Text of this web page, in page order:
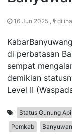
16 Jun 2025 ,
di perbatasan
sempat
demikian
Level II
Status Gunung Api
Pemkab